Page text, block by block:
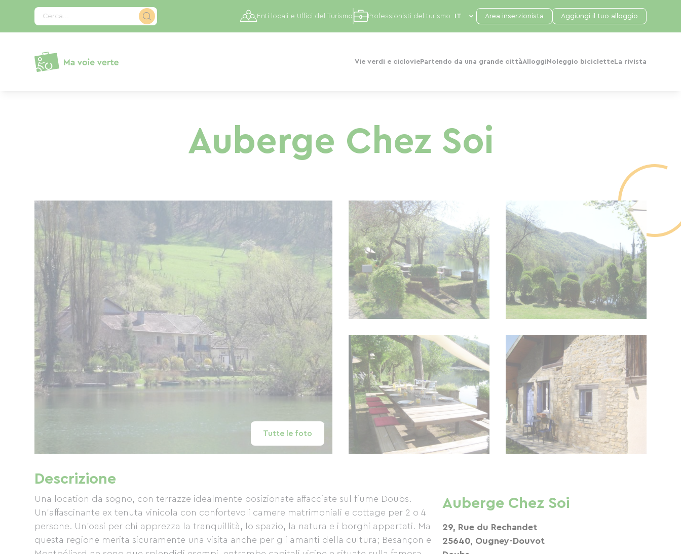
Cerca...
Vie verdi e ciclovie Partendo da una grande cittàAlloggi Noleggio biciclette La rivista
Enti locali e Uffici del Turismo Professionisti del turismo Area inserzionista Aggiungi il tuo alloggio
Auberge Chez Soi
Tutte le foto
Descrizione
Una location da sogno, con terrazze idealmente posizionate affacciate sul fiume Doubs.
Un'affascinante ex tenuta vinicola con confortevoli camere matrimoniali e cottage per 2 o 4
persone. Un'oasi per chi apprezza la tranquillità, lo spazio, la natura e i borghi appartati. Ma
questa regione merita sicuramente una visita anche per gli amanti della cultura; Besançon e
Auberge Chez Soi
29, Rue du Rechandet
25640, Ougney-Douvot
Pannello di gestione dei cookies